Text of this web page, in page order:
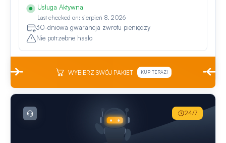
Usługa Aktywna
Last checked on: sierpień 8, 2026
30-dniowa gwarancja zwrotu pieniędzy
Nie potrzebne hasło
WYBIERZ SWÓJ PAKIET KUP TERAZ!
24/7